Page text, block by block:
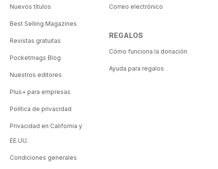
Nuevos títulos
Best Selling Magazines
Revistas gratuitas
Pocketmags Blog
Nuestros editores
Plus+ para empresas
Política de privacidad
Privacidad en California y
EE.UU.
Condiciones generales
Correo electrónico
REGALOS
Cómo funciona la donación
Ayuda para regalos